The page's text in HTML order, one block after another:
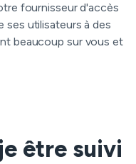
fournisseur d'accès
ses utilisateurs à des
beaucoup sur vous et
être suivi